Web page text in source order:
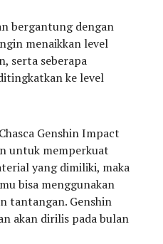
bergantung dengan
menaikkan level
serta seberapa
ke level
Genshin Impact
untuk memperkuat
yang dimiliki, maka
bisa menggunakan
tantangan. Genshin
akan dirilis pada bulan